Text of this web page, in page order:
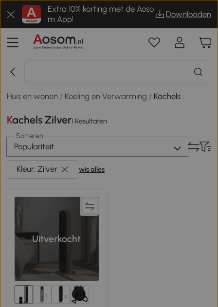
Extra 10% korting met de Aoso
m App!
Downloaden
Huis en wonen / Koeling en Verwarming / Kachels
Kachels Zilver1 Resultaten
Sorteren
Populariteit
Kleur: Zilver wis alles
Uitverkocht